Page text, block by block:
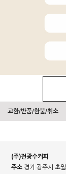
교환/반품/환불/취소
(주)전광수커피
주소 경기 광주시 초